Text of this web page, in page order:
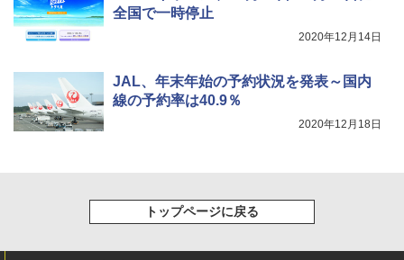
ポインターライト 強力 小型 緑色/赤色/青紫色
USB充電式 高精度 超長距離照射 長時間使用
ンパクト多機能設計 持ち運び便利 アウトド
ア/オフィス/教育現場/展示会用 緑
全国で一時停止
2020年12月14日
JAL、年末年始の予約状況を発表～国内
線の予約率は40.9％
2020年12月18日
トップページに戻る